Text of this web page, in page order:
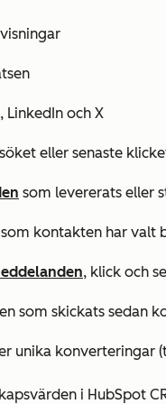
LinkedIn och X
eller senaste
som levererats eller
kontakten har valt
, klick och
som skickats sedan
unika konverteringar
i HubSpot